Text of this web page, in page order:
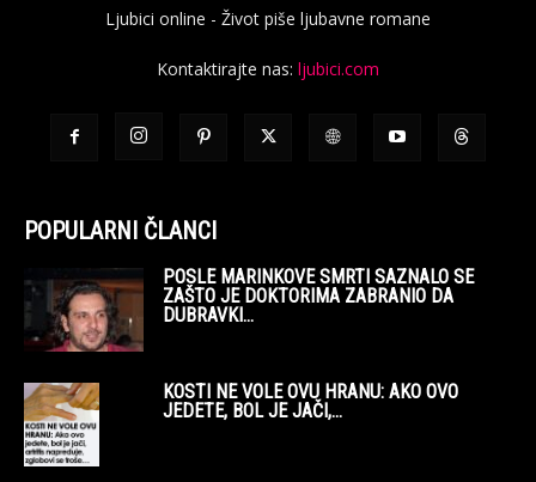
Ljubici online - Život piše ljubavne romane
Kontaktirajte nas: ljubici.com
POPULARNI ČLANCI
POSLE MARINKOVE SMRTI SAZNALO SE
ZAŠTO JE DOKTORIMA ZABRANIO DA
DUBRAVKI...
KOSTI NE VOLE OVU HRANU: AKO OVO
JEDETE, BOL JE JAČI,...